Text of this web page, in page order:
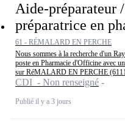
Aide-préparateur
préparatrice en
61 - RÉMALARD EN PERCHE
Nous sommes à la recherche d'un
poste en Pharmacie d'Officine avec
sur RéMALARD EN PERCHE
CDI - Non renseigné
Publié il y a 3 jours